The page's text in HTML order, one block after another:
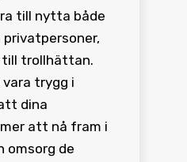
till nytta både
trollhättan.
vara trygg i
dina
att nå fram i
omsorg de